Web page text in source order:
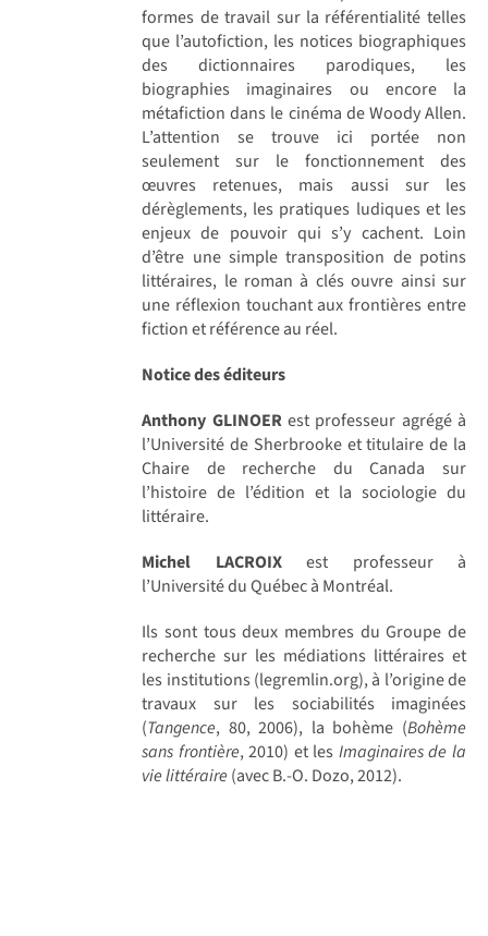
formes de travail sur la référentialité telles
que l’autofiction, les notices biographiques
des dictionnaires parodiques, les
biographies imaginaires ou encore la
métafiction dans le cinéma de Woody Allen.
L’attention se trouve ici portée non
seulement sur le fonctionnement des
œuvres retenues, mais aussi sur les
dérèglements, les pratiques ludiques et les
enjeux de pouvoir qui s’y cachent. Loin
d’être une simple transposition de potins
littéraires, le roman à clés ouvre ainsi sur
une réflexion touchant aux frontières entre
fiction et référence au réel.
Notice des éditeurs
Anthony GLINOERest professeur agrégé à
l’Université de Sherbrooke et titulaire de la
Chaire de recherche du Canada sur
l’histoire de l’édition et la sociologie du
littéraire.
Michel LACROIXest professeur à
l’Université du Québec à Montréal.
Ils sont tous deux membres du Groupe de
recherche sur les médiations littéraires et
les institutions (legremlin.org), à l’origine de
travaux sur les sociabilités imaginées
(Tangence, 80, 2006), la bohème (Bohème
sans frontière, 2010) et les Imaginaires de la
vie littéraire (avec B.-O. Dozo, 2012).